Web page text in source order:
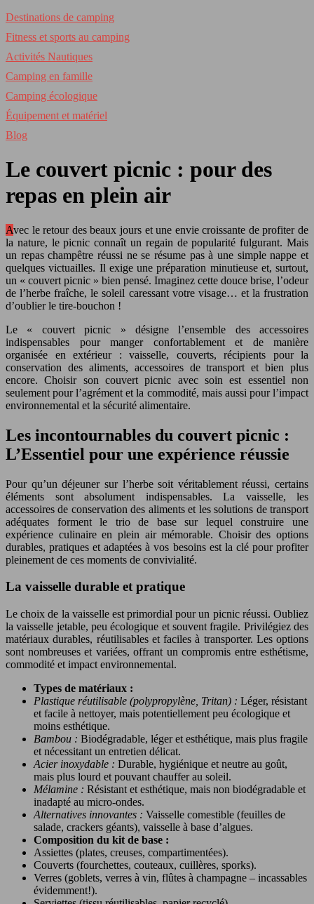
Destinations de camping
Fitness et sports au camping
Activités Nautiques
Camping en famille
Camping écologique
Équipement et matériel
Blog
Le couvert picnic : pour des
repas en plein air
Avec le retour des beaux jours et une envie croissante de profiter de
la nature, le picnic connaît un regain de popularité fulgurant. Mais
un repas champêtre réussi ne se résume pas à une simple nappe et
quelques victuailles. Il exige une préparation minutieuse et, surtout,
un « couvert picnic » bien pensé. Imaginez cette douce brise, l’odeur
de l’herbe fraîche, le soleil caressant votre visage… et la frustration
d’oublier le tire-bouchon !
Le « couvert picnic » désigne l’ensemble des accessoires
indispensables pour manger confortablement et de manière
organisée en extérieur : vaisselle, couverts, récipients pour la
conservation des aliments, accessoires de transport et bien plus
encore. Choisir son couvert picnic avec soin est essentiel non
seulement pour l’agrément et la commodité, mais aussi pour l’impact
environnemental et la sécurité alimentaire.
Les incontournables du couvert picnic :
L’Essentiel pour une expérience réussie
Pour qu’un déjeuner sur l’herbe soit véritablement réussi, certains
éléments sont absolument indispensables. La vaisselle, les
accessoires de conservation des aliments et les solutions de transport
adéquates forment le trio de base sur lequel construire une
expérience culinaire en plein air mémorable. Choisir des options
durables, pratiques et adaptées à vos besoins est la clé pour profiter
pleinement de ces moments de convivialité.
La vaisselle durable et pratique
Le choix de la vaisselle est primordial pour un picnic réussi. Oubliez
la vaisselle jetable, peu écologique et souvent fragile. Privilégiez des
matériaux durables, réutilisables et faciles à transporter. Les options
sont nombreuses et variées, offrant un compromis entre esthétisme,
commodité et impact environnemental.
Types de matériaux :
Plastique réutilisable (polypropylène, Tritan) : Léger, résistant
et facile à nettoyer, mais potentiellement peu écologique et
moins esthétique.
Bambou : Biodégradable, léger et esthétique, mais plus fragile
et nécessitant un entretien délicat.
Acier inoxydable : Durable, hygiénique et neutre au goût,
mais plus lourd et pouvant chauffer au soleil.
Mélamine : Résistant et esthétique, mais non biodégradable et
inadapté au micro-ondes.
Alternatives innovantes : Vaisselle comestible (feuilles de
salade, crackers géants), vaisselle à base d’algues.
Composition du kit de base :
Assiettes (plates, creuses, compartimentées).
Couverts (fourchettes, couteaux, cuillères, sporks).
Verres (goblets, verres à vin, flûtes à champagne – incassables
évidemment!).